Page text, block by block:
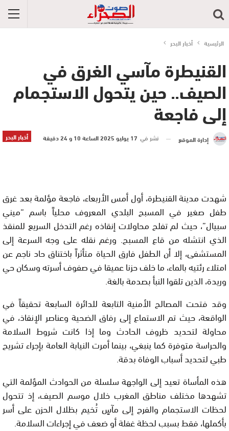
الرئيسية أخبار البحر
القنيطرة مآسي الغرق في
الصيف.. حين يتحول الاستجمام
إلى فاجعة
أخبار البحر إدارة الموقع نشر في 17 يوليو 2025 الساعة 10 و 24 دقيقة
شهدت مدينة القنيطرة، أول أمس الأربعاء، فاجعة مؤلمة بعد غرق
طفل صغير في المسبح البلدي المعروف محلياً باسم “ميني
سبيال”، حيث لم تفلح محاولات إنقاذه رغم التدخل السريع للمنقذ
الذي انتشله من قاع المسبح. ورغم نقله على وجه السرعة إلى
المستشفى، إلا أن الطفل فارق الحياة متأثراً باختناق حاد ناجم عن
امتلاء رئتيه بالماء، ما خلف حزنا عميقا في صفوف أسرته وسكان حي
وريدة، الذين تلقوا النبأ بصدمة بالغة.
وقد فتحت المصالح الأمنية التابعة للدائرة السابعة تحقيقاً في
الواقعة، حيث تم الاستماع إلى رفاق الضحية وعناصر الإنقاذ، في
محاولة لتحديد ظروف الحادث وما إذا كانت شروط السلامة
والحراسة متوفرة كما ينبغي، بينما أمرت النيابة العامة بإجراء تشريح
طبي لتحديد أسباب الوفاة بدقة.
هذه المأساة تعيد إلى الواجهة سلسلة من الحوادث المؤلمة التي
تشهدها مختلف مناطق المغرب خلال موسم الصيف، إذ تتحول
لحظات الاستجمام والفرح إلى مآسٍ تُخيم بظلال الحزن على أسر
بأكملها، فقط بسبب لحظة غفلة أو ضعف في إجراءات السلامة.